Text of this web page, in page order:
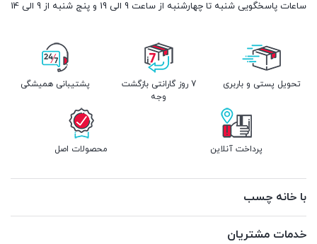
ساعات پاسخگویی شنبه تا چهارشنبه از ساعت 9 الی 19 و پنج شنبه از 9 الی 14
تحویل پستی و باربری
7 روز گارانتی بازگشت
وجه
پشتیبانی همیشگی
پرداخت آنلاین محصولات اصل
با خانه چسب
خدمات مشتریان